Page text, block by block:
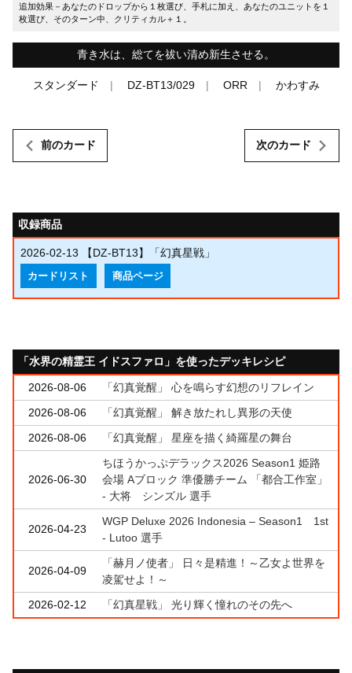
追加効果－あなたのドロップから１枚選び、手札に加え、あなたのユニットを１
枚選び、そのターン中、クリティカル＋１。
青き水は、総てを祓い清め新生させる。
スタンダード DZ-BT13/029 ORR かわすみ
前のカード 次のカード
収録商品
2026-02-13 【DZ-BT13】「幻真星戦」
カードリスト 商品ページ
「水界の精霊王 イドスファロ」を使ったデッキレシピ
2026-08-06
「幻真覚醒」 心を鳴らす幻想のリフレイン
2026-08-06
「幻真覚醒」 解き放たれし異形の天使
2026-08-06
「幻真覚醒」 星座を描く綺羅星の舞台
2026-06-30
ちほうかっぷデラックス2026 Season1 姫路
会場 Aブロック 準優勝チーム 「都合工作室」
- 大将 シンズル 選手
2026-04-23
WGP Deluxe 2026 Indonesia – Season1 1st
- Lutoo 選手
2026-04-09
「赫月ノ使者」 日々是精進！～乙女よ世界を
凌駕せよ！～
2026-02-12
「幻真星戦」 光り輝く憧れのその先へ